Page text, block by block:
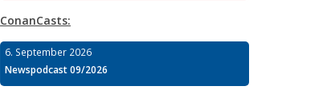
ConanCasts:
6. September 2026
Newspodcast 09/2026